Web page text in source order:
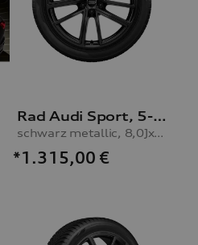
Rad Audi Sport, 5-Doppelspeichen mit RS-Schriftzug
schwarz metallic, 8,0Jx20, Winterreifen 255/45 R20 105V XL, rechts
*1.315,00 €